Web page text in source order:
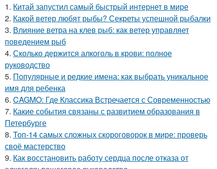
1. Китай запустил самый быстрый интернет в мире
2. Какой ветер любят рыбы? Секреты успешной рыбалки
3. Влияние ветра на клев рыб: как ветер управляет
поведением рыб
4. Сколько держится алкоголь в крови: полное
руководство
5. Популярные и редкие имена: как выбрать уникальное
имя для ребенка
6. CAGMO: Где Классика Встречается с Современностью
7. Какие события связаны с развитием образования в
Петербурге
8. Топ-14 самых сложных скороговорок в мире: проверь
своё мастерство
9. Как восстановить работу сердца после отказа от